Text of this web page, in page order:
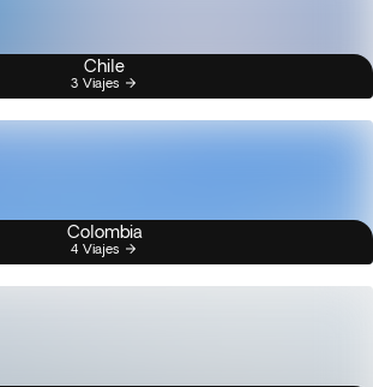
Chile
3 Viajes
Colombia
4 Viajes